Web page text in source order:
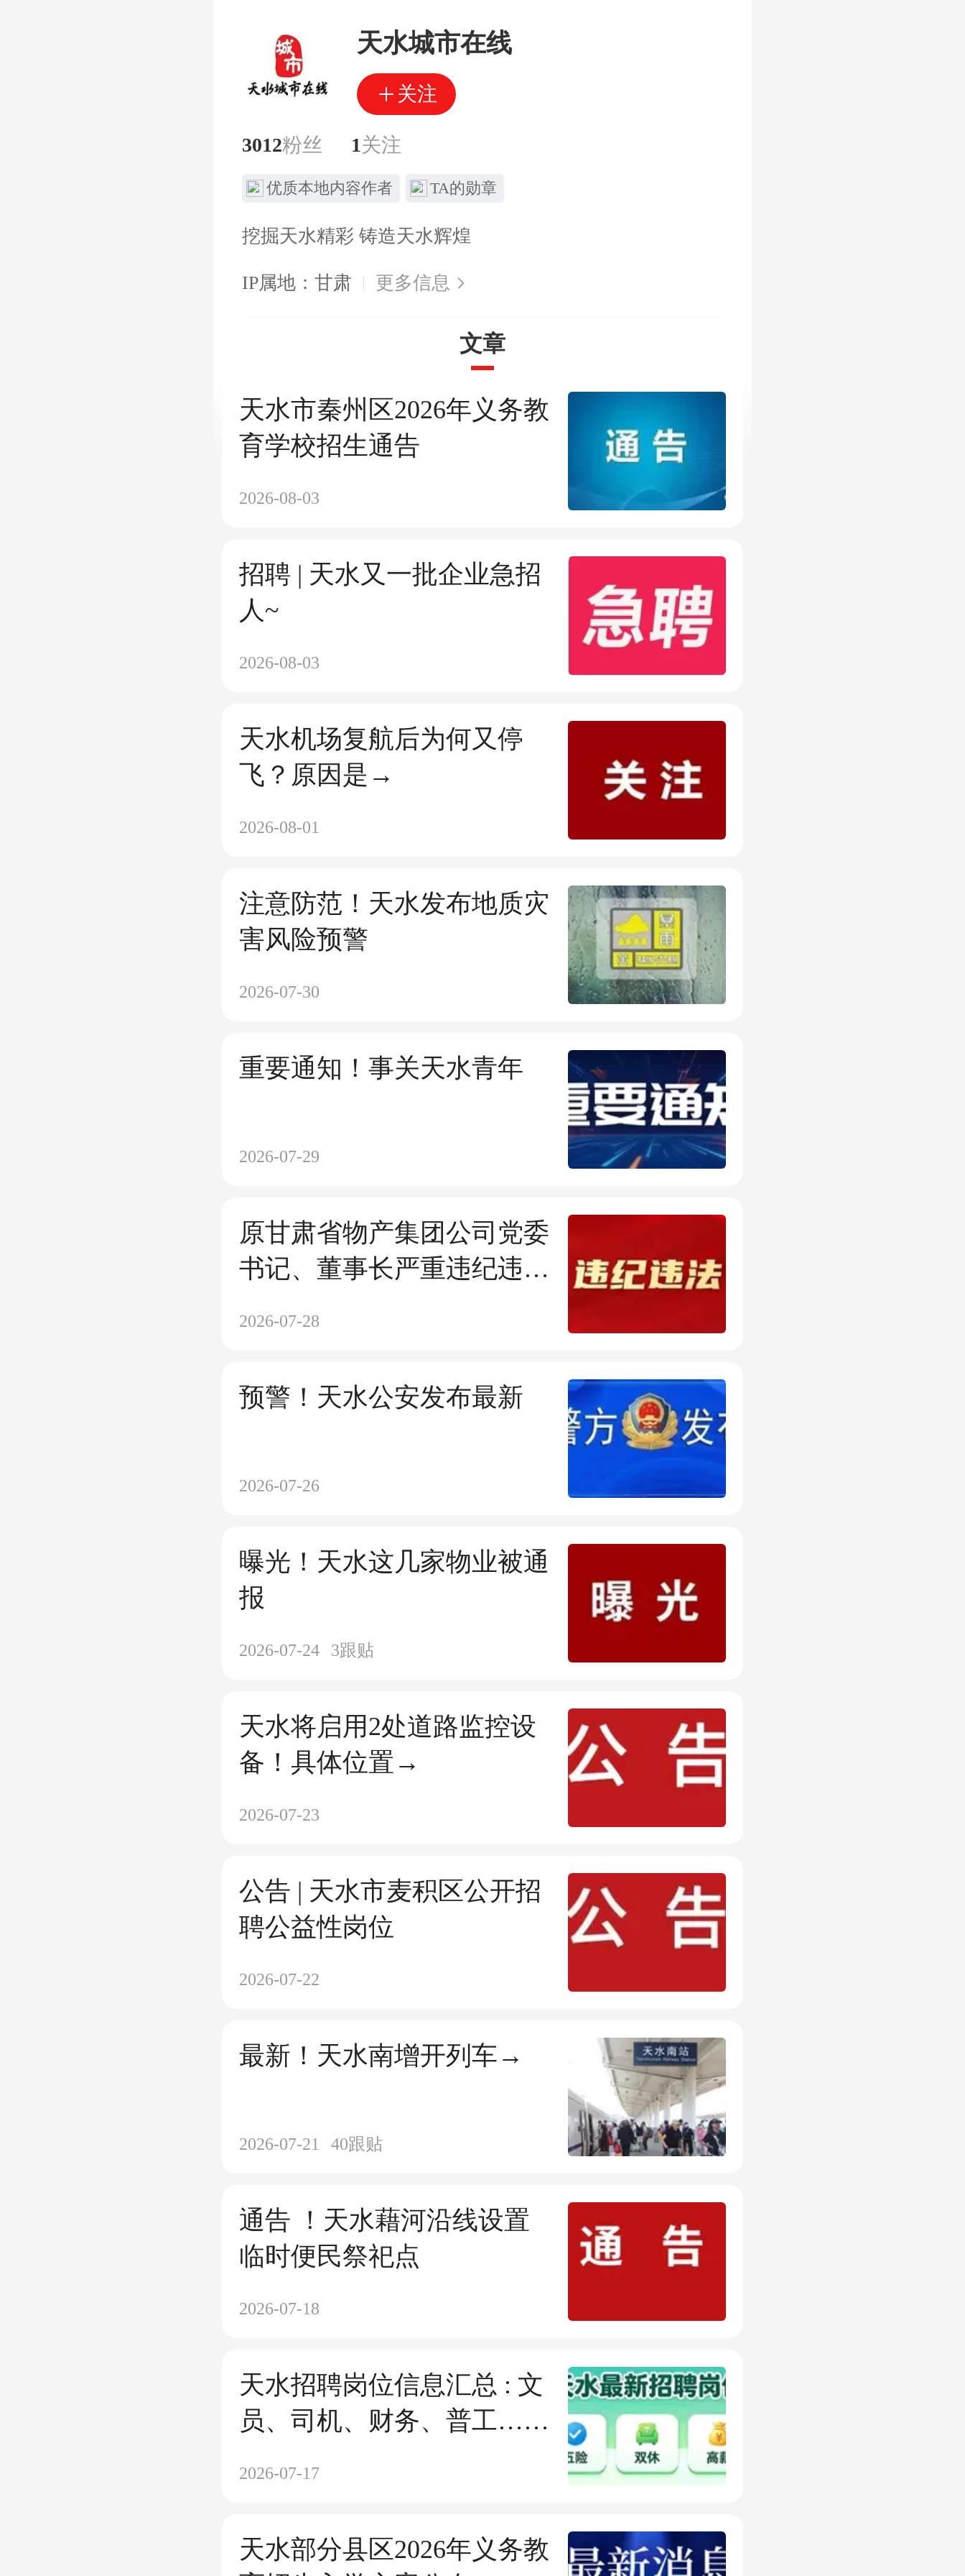
天水城市在线
关注
3012粉丝 1关注
优质本地内容作者 TA的勋章
挖掘天水精彩 铸造天水辉煌
IP属地：甘肃 更多信息
文章
天水市秦州区2026年义务教
育学校招生通告
2026-08-03
招聘 | 天水又一批企业急招
人~
2026-08-03
天水机场复航后为何又停
飞？原因是→
2026-08-01
注意防范！天水发布地质灾
害风险预警
2026-07-30
重要通知！事关天水青年
2026-07-29
原甘肃省物产集团公司党委
书记、董事长严重违纪违法
2026-07-28
预警！天水公安发布最新
2026-07-26
曝光！天水这几家物业被通
报
2026-07-24 3跟贴
天水将启用2处道路监控设
备！具体位置→
2026-07-23
公告 | 天水市麦积区公开招
聘公益性岗位
2026-07-22
最新！天水南增开列车→
2026-07-21 40跟贴
通告 ！天水藉河沿线设置
临时便民祭祀点
2026-07-18
天水招聘岗位信息汇总 : 文
员、司机、财务、普工……
2026-07-17
天水部分县区2026年义务教